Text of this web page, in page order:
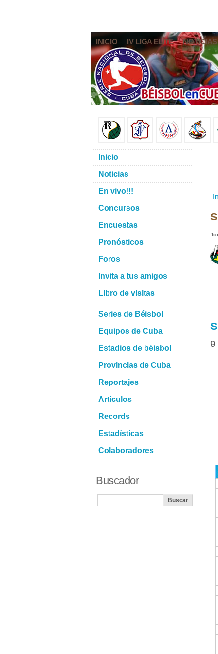
INICIO IV LIGA ELITE NOTICIAS
9
Inicio
Noticias
En vivo!!!
Concursos
Encuestas
Pronósticos
Foros
Invita a tus amigos
Libro de visitas
Series de Béisbol
Equipos de Cuba
Estadios de béisbol
Provincias de Cuba
Reportajes
Artículos
Records
Estadísticas
Colaboradores
Buscador